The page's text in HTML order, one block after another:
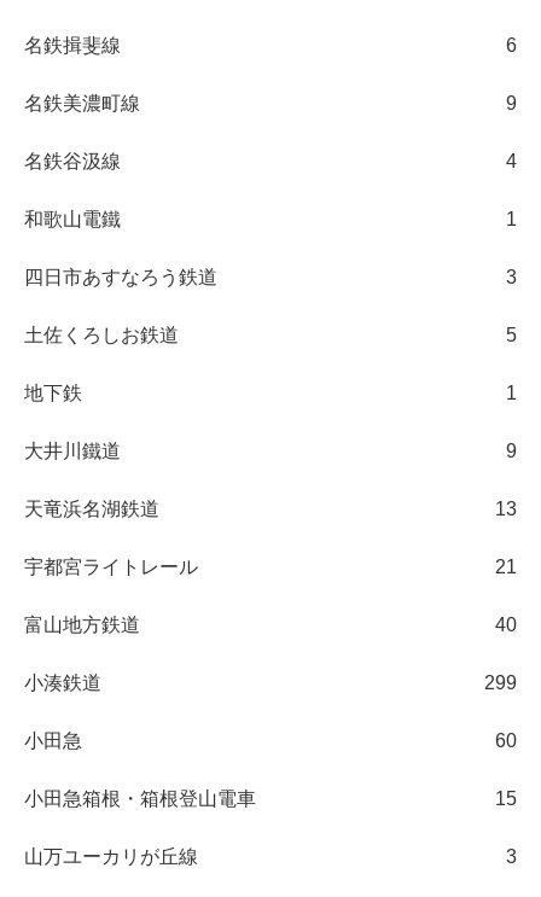
名鉄揖斐線 6
名鉄美濃町線 9
名鉄谷汲線 4
和歌山電鐵 1
四日市あすなろう鉄道 3
土佐くろしお鉄道 5
地下鉄 1
大井川鐵道 9
天竜浜名湖鉄道 13
宇都宮ライトレール 21
富山地方鉄道 40
小湊鉄道 299
小田急 60
小田急箱根・箱根登山電車 15
山万ユーカリが丘線 3